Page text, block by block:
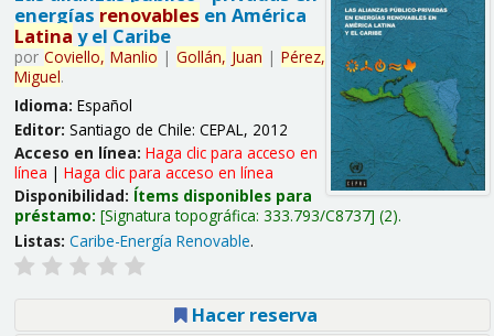
energías renovables en América
Latina y el Caribe
por Coviello, Manlio | Gollán, Juan | Pérez,
Miguel.
Idioma: Español
Editor: Santiago de Chile: CEPAL, 2012
Acceso en línea: Haga clic para acceso en
línea | Haga clic para acceso en línea
Disponibilidad: Ítems disponibles para
préstamo: Signatura topográfica: 333.793/C8737 (2).
Listas: Caribe-Energía Renovable.
Hacer reserva